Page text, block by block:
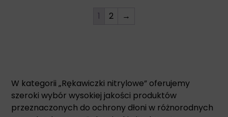
1 2 →
W kategorii „Rękawiczki nitrylowe” oferujemy
szeroki wybór wysokiej jakości produktów
przeznaczonych do ochrony dłoni w różnorodnych